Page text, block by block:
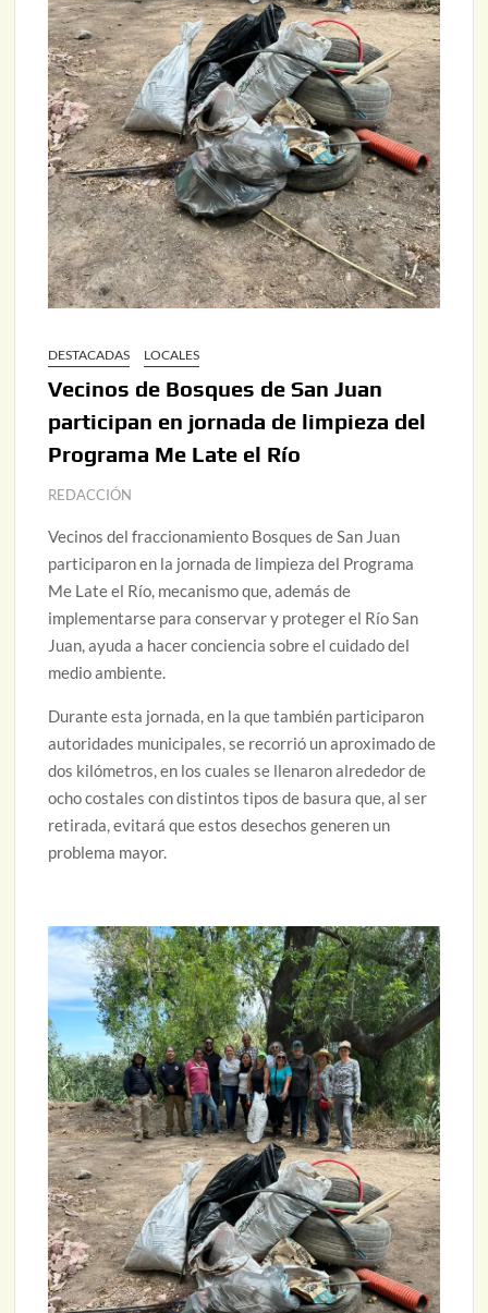
DESTACADAS LOCALES
Vecinos de Bosques de San Juan
participan en jornada de limpieza del
Programa Me Late el Río
REDACCIÓN
Vecinos del fraccionamiento Bosques de San Juan
participaron en la jornada de limpieza del Programa
Me Late el Río, mecanismo que, además de
implementarse para conservar y proteger el Río San
Juan, ayuda a hacer conciencia sobre el cuidado del
medio ambiente.
Durante esta jornada, en la que también participaron
autoridades municipales, se recorrió un aproximado de
dos kilómetros, en los cuales se llenaron alrededor de
ocho costales con distintos tipos de basura que, al ser
retirada, evitará que estos desechos generen un
problema mayor.